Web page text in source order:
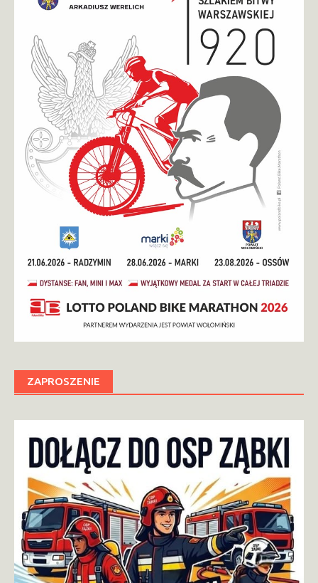
ZAPROSZENIE